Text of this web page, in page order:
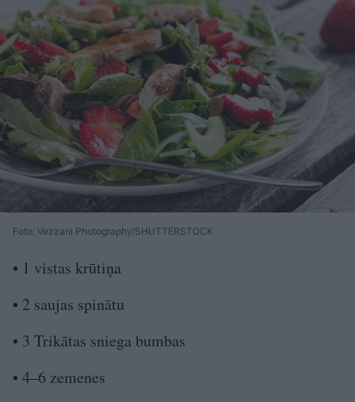
Foto: Vezzani Photography/SHUTTERSTOCK
• 1 vistas krūtiņa
• 2 saujas spinātu
• 3 Trikātas sniega bumbas
• 4–6 zemenes